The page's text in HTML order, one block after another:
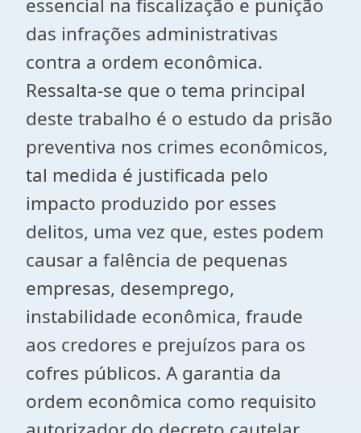
essencial na fiscalização e punição
das infrações administrativas
contra a ordem econômica.
Ressalta-se que o tema principal
deste trabalho é o estudo da prisão
preventiva nos crimes econômicos,
tal medida é justificada pelo
impacto produzido por esses
delitos, uma vez que, estes podem
causar a falência de pequenas
empresas, desemprego,
instabilidade econômica, fraude
aos credores e prejuízos para os
cofres públicos. A garantia da
ordem econômica como requisito